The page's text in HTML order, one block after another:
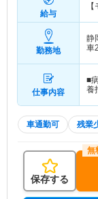
給与
勤務地
静
車
仕事内容
■
養
車通勤可 残業
保存する